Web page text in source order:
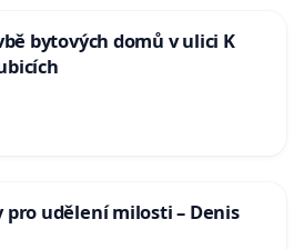
bytových domů v ulici K
udělení milosti – Denis